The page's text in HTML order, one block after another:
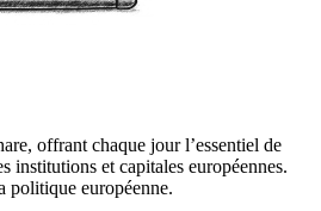
offrant chaque jour l’essentiel de
institutions et capitales européennes.
politique européenne.